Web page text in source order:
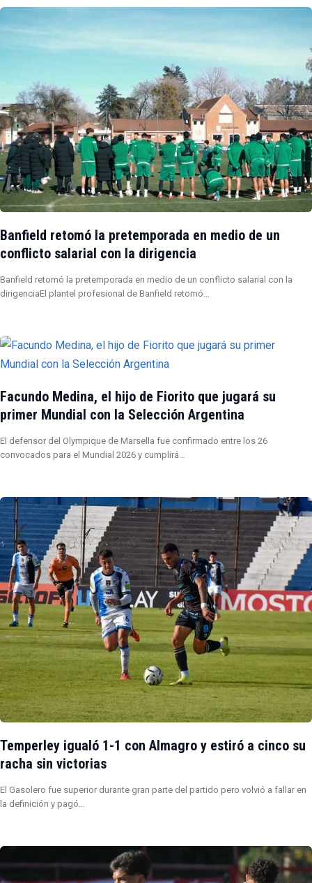
Banfield retomó la pretemporada en medio de un
conflicto salarial con la dirigencia
Banfield retomó la pretemporada en medio de un conflicto salarial con la
dirigenciaEl plantel profesional de Banfield retomó…
Facundo Medina, el hijo de Fiorito que jugará su
primer Mundial con la Selección Argentina
El defensor del Olympique de Marsella fue confirmado entre los 26
convocados para el Mundial 2026 y cumplirá…
Temperley igualó 1-1 con Almagro y estiró a cinco su
racha sin victorias
El Gasolero fue superior durante gran parte del partido pero volvió a fallar en
la definición y pagó…